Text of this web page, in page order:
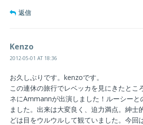
返信
Kenzo
2012-05-01 AT 18:36
お久しぶりです。kenzoです。
この連休の旅行でレベッカを見にきたとこ
ネにAmmannが出演しました！ルーシーと
ました。出来は大変良く、迫力満点。紳士
どは目をウルウルして観ていました。今回